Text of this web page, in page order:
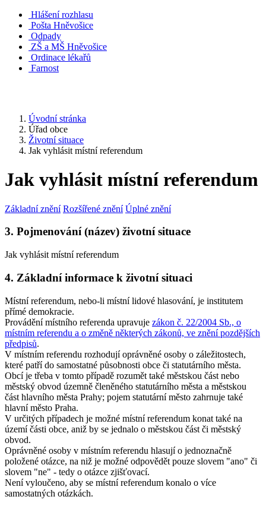
Hlášení rozhlasu
Pošta Hněvošice
Odpady
ZŠ a MŠ Hněvošice
Ordinace lékařů
Farnost
Úvodní stránka
Úřad obce
Životní situace
Jak vyhlásit místní referendum
Jak vyhlásit místní referendum
Základní znění Rozšířené znění Úplné znění
3. Pojmenování (název) životní situace
Jak vyhlásit místní referendum
4. Základní informace k životní situaci
Místní referendum, nebo-li místní lidové hlasování, je institutem
přímé demokracie.
Provádění místního referenda upravuje zákon č. 22/2004 Sb., o
místním referendu a o změně některých zákonů, ve znění pozdějších
předpisů.
V místním referendu rozhodují oprávněné osoby o záležitostech,
které patří do samostatné působnosti obce či statutárního města.
Obcí je třeba v tomto případě rozumět také městskou část nebo
městský obvod územně členěného statutárního města a městskou
část hlavního města Prahy; pojem statutární město zahrnuje také
hlavní město Praha.
V určitých případech je možné místní referendum konat také na
území části obce, aniž by se jednalo o městskou část či městský
obvod.
Oprávněné osoby v místním referendu hlasují o jednoznačně
položené otázce, na niž je možné odpovědět pouze slovem "ano" či
slovem "ne" - tedy o otázce zjišťovací.
Není vyloučeno, aby se místní referendum konalo o více
samostatných otázkách.